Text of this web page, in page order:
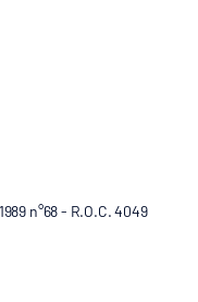
n°68 - R.O.C. 4049